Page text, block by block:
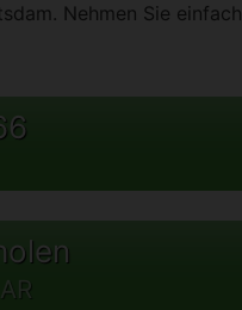
Nehmen Sie einfach